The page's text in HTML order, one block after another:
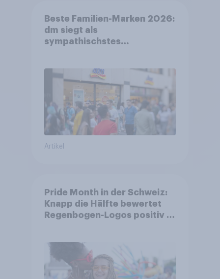
Beste Familien-Marken 2026:
dm siegt als
sympathischstes
Artikel
Pride Month in der Schweiz:
Knapp die Hälfte bewertet
Regenbogen-Logos positiv –